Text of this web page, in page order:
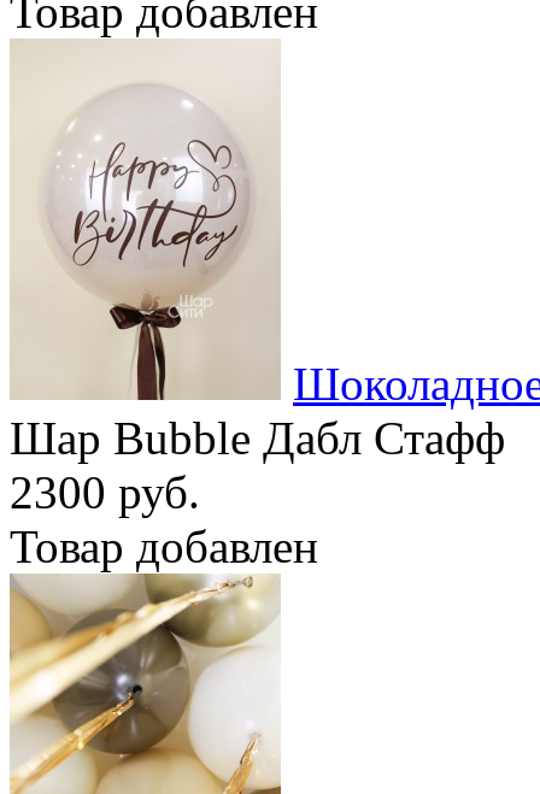
Товар добавлен
Шар Bubble Дабл Стафф
2300 руб.
Товар добавлен